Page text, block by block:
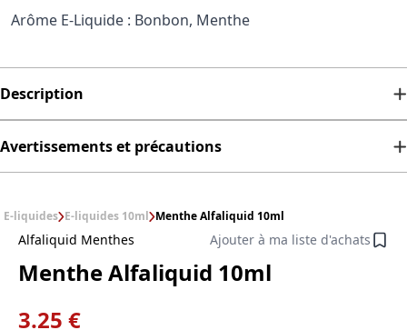
Arôme E-Liquide : Bonbon, Menthe
Description
Avertissements et précautions
E-liquides E-liquides 10ml Menthe Alfaliquid 10ml
Alfaliquid Menthes Ajouter à ma liste d'achats
Menthe Alfaliquid 10ml
3.25 €